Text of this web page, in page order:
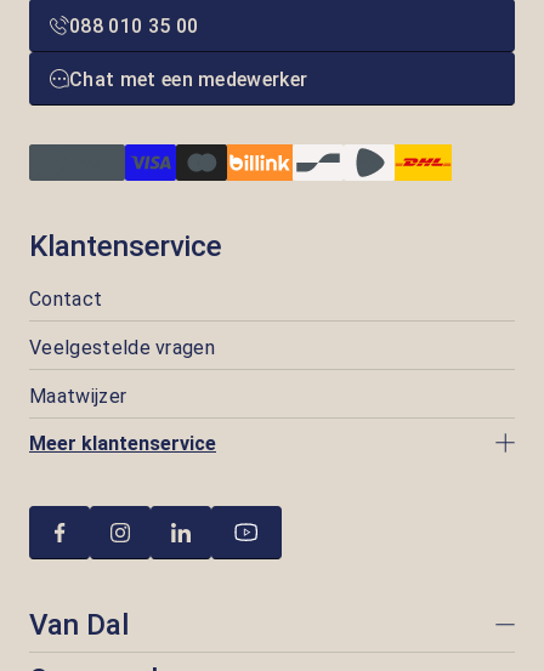
088 010 35 00
Chat met een medewerker
Klantenservice
Contact
Veelgestelde vragen
Maatwijzer
Meer klantenservice
Van Dal